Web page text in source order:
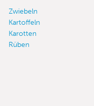
Zwiebeln
Kartoffeln
Karotten
Rüben